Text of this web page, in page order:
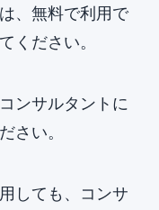
、無料で利用で
ください。
ンサルタントに
さい。
しても、コンサ